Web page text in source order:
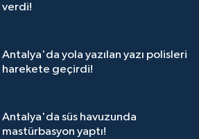
verdi!
Antalya'da yola yazılan yazı polisleri
harekete geçirdi!
Antalya'da süs havuzunda
mastürbasyon yaptı!